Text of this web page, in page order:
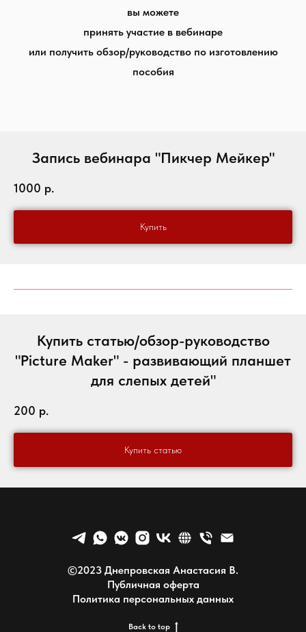
вы можете
принять участие в вебинаре
или получить обзор/руководство по изготовлению
пособия
Запись вебинара "Пикчер Мейкер"
1000 р.
Купить
Купить статью/обзор-руководство
"Picture Maker" - развивающий планшет
для слепых детей"
200 р.
Купить статью
©2023 Днепровская Анастасия В.
Публичная оферта
Политика персональных данных
Back to top